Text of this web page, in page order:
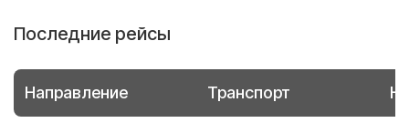
Последние рейсы
Направление Транспорт